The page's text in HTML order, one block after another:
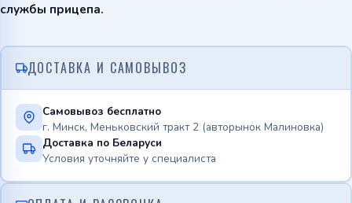
службы прицепа.
ДОСТАВКА И САМОВЫВОЗ
Самовывоз бесплатно
г. Минск, Меньковский тракт 2 (авторынок Малиновка)
Доставка по Беларуси
Условия уточняйте у специалиста